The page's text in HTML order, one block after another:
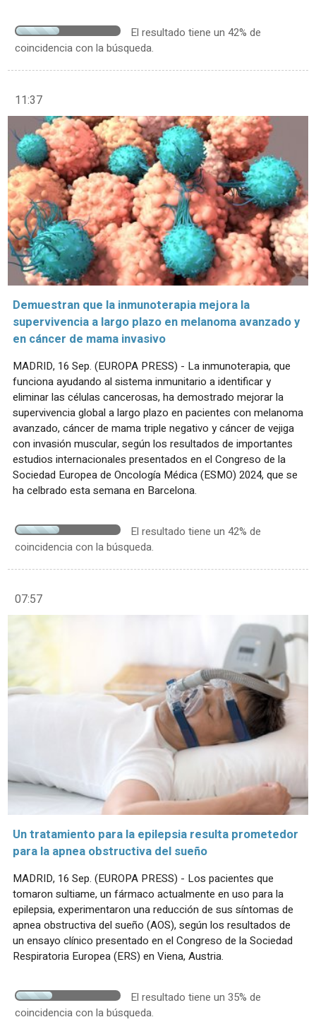
El resultado tiene un 42% de
coincidencia con la búsqueda.
11:37
Demuestran que la inmunoterapia mejora la
supervivencia a largo plazo en melanoma avanzado y
en cáncer de mama invasivo
MADRID, 16 Sep. (EUROPA PRESS) - La inmunoterapia, que
funciona ayudando al sistema inmunitario a identificar y
eliminar las células cancerosas, ha demostrado mejorar la
supervivencia global a largo plazo en pacientes con melanoma
avanzado, cáncer de mama triple negativo y cáncer de vejiga
con invasión muscular, según los resultados de importantes
estudios internacionales presentados en el Congreso de la
Sociedad Europea de Oncología Médica (ESMO) 2024, que se
ha celbrado esta semana en Barcelona.
El resultado tiene un 42% de
coincidencia con la búsqueda.
07:57
Un tratamiento para la epilepsia resulta prometedor
para la apnea obstructiva del sueño
MADRID, 16 Sep. (EUROPA PRESS) - Los pacientes que
tomaron sultiame, un fármaco actualmente en uso para la
epilepsia, experimentaron una reducción de sus síntomas de
apnea obstructiva del sueño (AOS), según los resultados de
un ensayo clínico presentado en el Congreso de la Sociedad
Respiratoria Europea (ERS) en Viena, Austria.
El resultado tiene un 35% de
coincidencia con la búsqueda.